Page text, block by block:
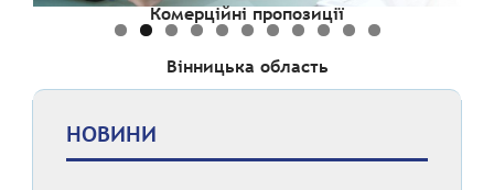
Комерційні пропозиції
Вінницька область
НОВИНИ